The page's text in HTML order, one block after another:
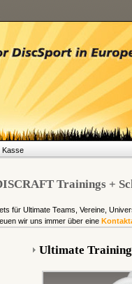
Kasse
Trainings +
für Ultimate Teams, Vereine,
wir uns immer über eine
Ultimate